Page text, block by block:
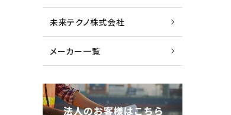
未来テクノ株式会社
メーカー一覧